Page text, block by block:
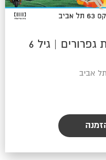
סדנת אמנות בקופסאות גפרורים | גיל 6